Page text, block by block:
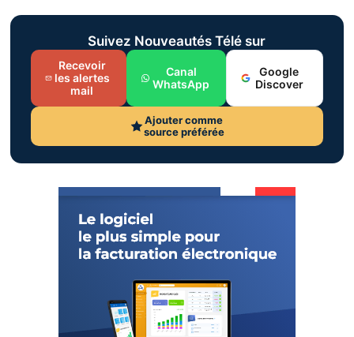
Suivez Nouveautés Télé sur
Recevoir
les alertes
mail
Canal
WhatsApp
Google
Discover
Ajouter comme
source préférée